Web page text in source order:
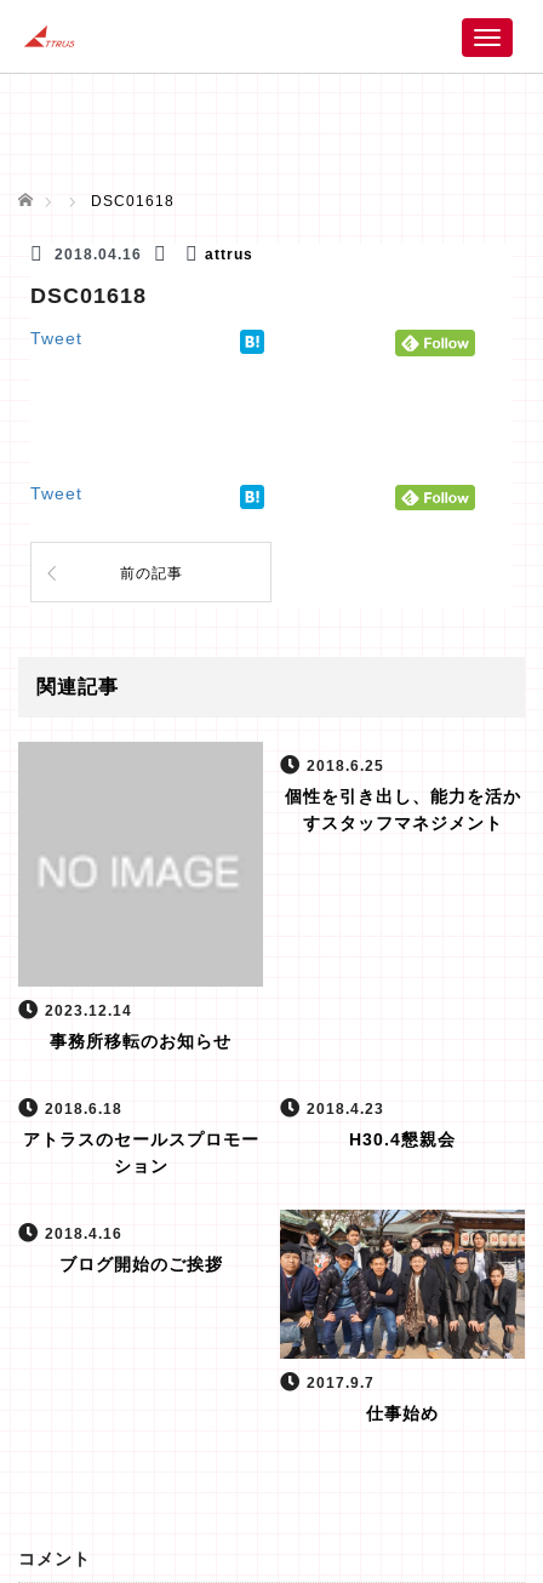
T
ホーム DSC01618
2018.04.16 attrus
DSC01618
Tweet
Tweet
前の記事
関連記事
2023.12.14
事務所移転のお知らせ
2018.6.25
個性を引き出し、能力を活か
すスタッフマネジメント
2018.6.18
アトラスのセールスプロモー
ション
2018.4.23
H30.4懇親会
2018.4.16
ブログ開始のご挨拶
2017.9.7
仕事始め
コメント